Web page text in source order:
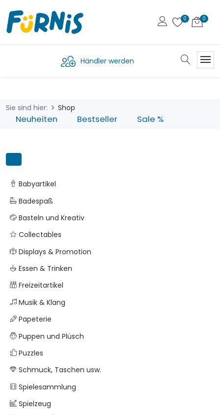
Händler werden
Sie sind hier: Shop
Neuheiten Bestseller Sale %
Babyartikel
Badespaß
Basteln und Kreativ
Collectables
Displays & Promotion
Essen & Trinken
Freizeitartikel
Musik & Klang
Papeterie
Puppen und Plüsch
Puzzles
Schmuck, Taschen usw.
Spielesammlung
Spielzeug